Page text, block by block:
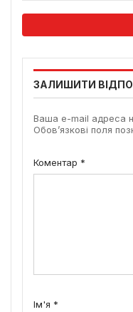
ЗАЛИШИТИ
Ваша e-mail адреса
Обов’язкові поля
Коментар *
Ім'я *